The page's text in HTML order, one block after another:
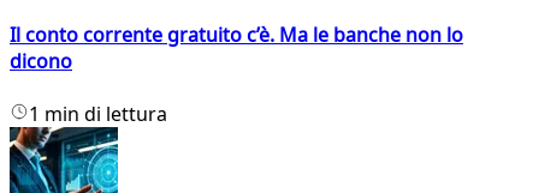
Il conto corrente gratuito c’è. Ma le banche non lo
dicono
1 min di lettura